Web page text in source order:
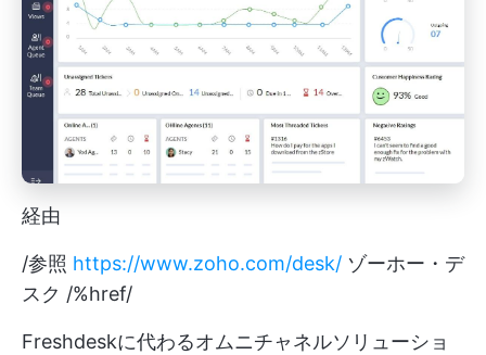
経由
/参照 https://www.zoho.com/desk/ ゾーホー・デ
スク /%href/
Freshdeskに代わるオムニチャネルソリューショ